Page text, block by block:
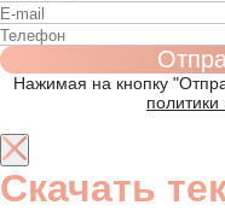
Нажимая на кнопку
Скачать